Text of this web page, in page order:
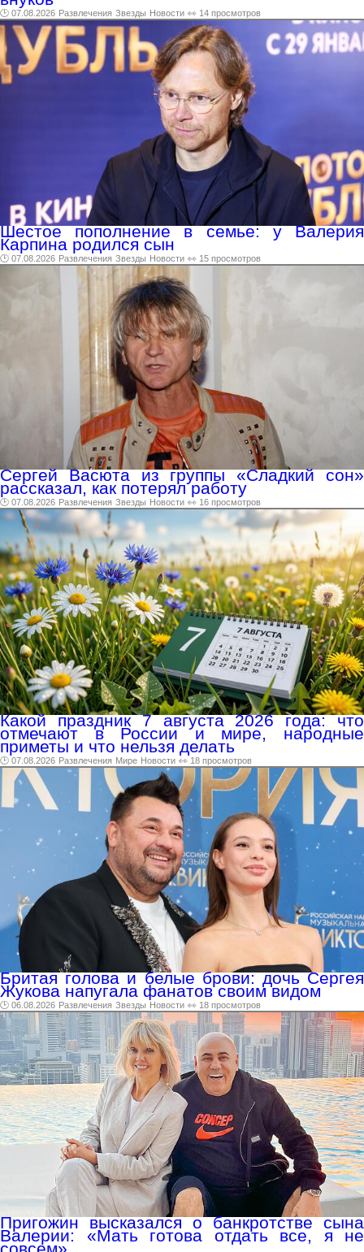
🕑 07.08.2026 Развлечения Звезды Новости 👀 14 просмотров
Шестое пополнение в семье: у Валерия
Карпина родился сын
🕑 07.08.2026 Развлечения Звезды Новости 👀 15 просмотров
Сергей Васюта из группы «Сладкий сон»
рассказал, как потерял работу
🕑 07.08.2026 Развлечения Звезды Новости 👀 16 просмотров
Какой праздник 7 августа 2026 года: что
отмечают в России и мире, народные
приметы и что нельзя делать
🕑 07.08.2026 Развлечения Мире Новости 👀 18 просмотров
Бритая голова и белые брови: дочь Сергея
Жукова напугала фанатов своим видом
🕑 06.08.2026 Развлечения Звезды Новости 👀 18 просмотров
Пригожин высказался о банкротстве сына
Валерии: «Мать готова отдать все, я не